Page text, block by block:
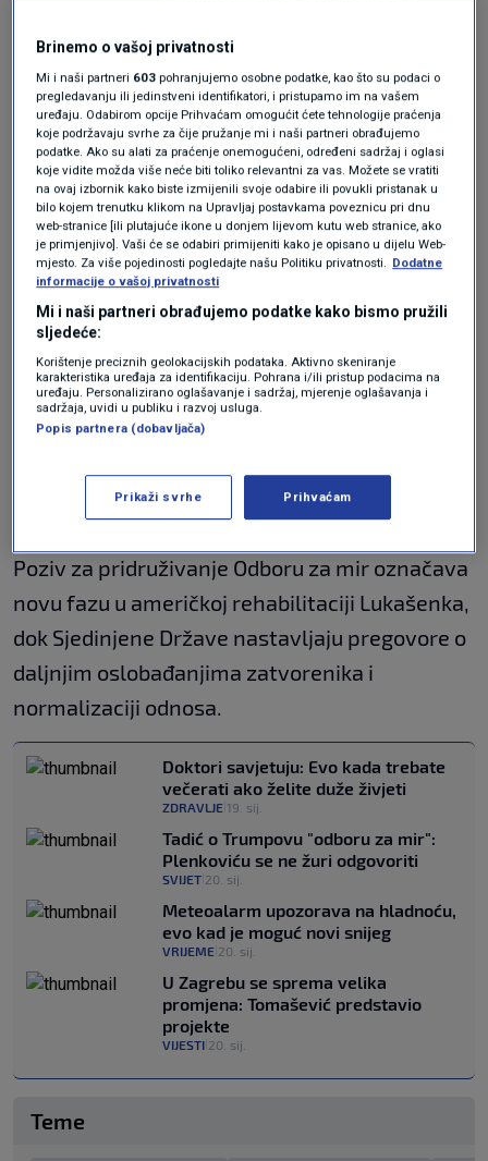
Trump u Davosu potpisuje Povelju
svog "Odbora za mir"
SVIJET|20. sij.
Aleksandra Lukašenka, koji je na vlasti od
1994., Zapad je dugo izolirao zbog, kako se
tvrdi, nepoštivanja ljudskih prava i podrške
ruskom predsjednikuVladimiru Putinuu ratu u
Ukrajini.
No, Donald Trump prošle je godine počeo
ublažavati sankcije Bjelorusiji u zamjenu za
puštanje političkih zatvorenika. Nazvao je
osudila prognana bjeloruska oporba koja ga
smatra diktatorom.
Poziv za pridruživanje Odboru za mir označava
novu fazu u američkoj rehabilitaciji Lukašenka,
dok Sjedinjene Države nastavljaju pregovore o
daljnjim oslobađanjima zatvorenika i
normalizaciji odnosa.
Doktori savjetuju: Evo kada trebate
večerati ako želite duže živjeti
ZDRAVLJE 19. sij.
Tadić o Trumpovu "odboru za mir":
Plenkoviću se ne žuri odgovoriti
SVIJET 20. sij.
Meteoalarm upozorava na hladnoću,
evo kad je moguć novi snijeg
VRIJEME 20. sij.
U Zagrebu se sprema velika
promjena: Tomašević predstavio
projekte
VIJESTI 20. sij.
Teme
Brinemo o vašoj privatnosti
Mi i naši partneri 603 pohranjujemo osobne podatke, kao što su podaci o
pregledavanju ili jedinstveni identifikatori, i pristupamo im na vašem
uređaju. Odabirom opcije Prihvaćam omogućit ćete tehnologije praćenja
koje podržavaju svrhe za čije pružanje mi i naši partneri obrađujemo
podatke. Ako su alati za praćenje onemogućeni, određeni sadržaj i oglasi
koje vidite možda više neće biti toliko relevantni za vas. Možete se vratiti
na ovaj izbornik kako biste izmijenili svoje odabire ili povukli pristanak u
bilo kojem trenutku klikom na Upravljaj postavkama poveznicu pri dnu
web-stranice [ili plutajuće ikone u donjem lijevom kutu web stranice, ako
je primjenjivo]. Vaši će se odabiri primijeniti kako je opisano u dijelu Web-
mjesto. Za više pojedinosti pogledajte našu Politiku privatnosti. Dodatne
informacije o vašoj privatnosti
Mi i naši partneri obrađujemo podatke kako bismo pružili
sljedeće:
Korištenje preciznih geolokacijskih podataka. Aktivno skeniranje
karakteristika uređaja za identifikaciju. Pohrana i/ili pristup podacima na
uređaju. Personalizirano oglašavanje i sadržaj, mjerenje oglašavanja i
sadržaja, uvidi u publiku i razvoj usluga.
Popis partnera (dobavljača)
Prikaži svrhe Prihvaćam